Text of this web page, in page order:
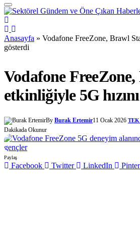
Anasayfa » Vodafone FreeZone, Brawl
gösterdi
Vodafone
etkinliğiyle 5G
By Burak Ertemir11 Ocak 2026
Dakikada Okunur
Paylaş
Facebook Twitter LinkedIn